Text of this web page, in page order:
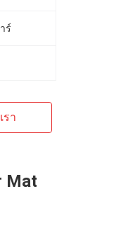
ร์
รา
Mat